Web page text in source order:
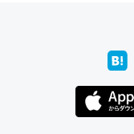
たいなのでネット
https://